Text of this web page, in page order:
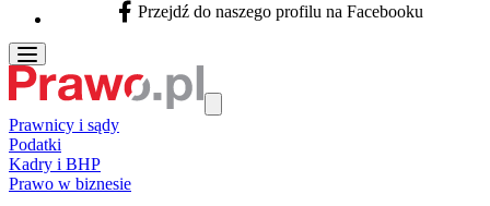
Facebook - otwiera się w nowej karcie
Przejdź do naszego profilu na Facebooku
Prawnicy i sądy
Podatki
Kadry i BHP
Prawo w biznesie